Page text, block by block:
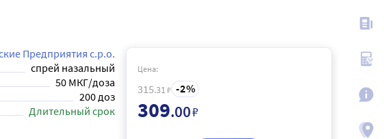
Предприятия с.р.о.
спрей назальный
50 МКГ/доза
200 доз
Длительный срок
Цена:
315.31 ₽ 2
309.00₽